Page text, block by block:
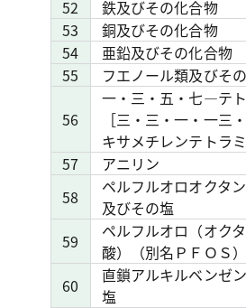
52
鉄及びその化合物
53
銅及びその化合物
54
亜鉛及びその化合物
55
フエノール類及びそ
56
一・三・五・七―テ
［三・三・一・一三
キサメチレンテトラミ
57
アニリン
58
ペルフルオロオクタ
及びその塩
59
ペルフルオロ（オク
酸）（別名ＰＦＯＳ
60
直鎖アルキルベンゼ
塩